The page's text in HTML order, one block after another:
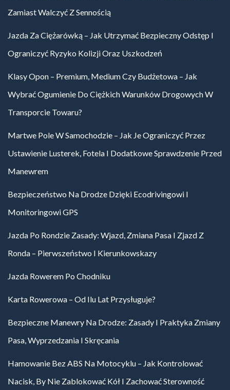
Zamiast Walczyć Z Sennością
Jazda Za Ciężarówką – Jak Utrzymać Bezpieczny Odstęp I
Ograniczyć Ryzyko Kolizji Oraz Uszkodzeń
Klasy Opon – Premium, Medium Czy Budżetowa – Jak
Wybrać Ogumienie Do Ciężkich Warunków Drogowych W
Transporcie Towaru?
Martwe Pole W Samochodzie – Jak Je Ograniczyć Przez
Ustawienie Lusterek, Fotela I Dodatkowe Sprawdzenie Przed
Manewrem
Bezpieczeństwo Na Drodze Dzięki Ecodrivingowi I
Monitoringowi GPS
Jazda Po Rondzie Zasady: Wjazd, Zmiana Pasa I Zjazd Z
Ronda – Pierwszeństwo I Kierunkowskazy
Jazda Rowerem Po Chodniku
Karta Rowerowa – Od Ilu Lat Przysługuje?
Bezpieczne Manewry Na Drodze: Zasady I Praktyka Zmiany
Pasa, Wyprzedzania I Skręcania
Hamowanie Bez ABS Na Motocyklu – Jak Kontrolować
Nacisk, By Nie Zablokować Kół I Zachować Sterowność